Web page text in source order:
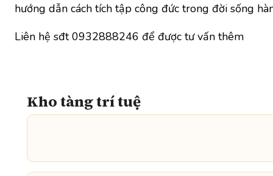
hướng dẫn cách tích tập công đức trong đời sống
Liên hệ sđt 0932888246 để được tư vấn thêm
Kho tàng trí tuệ